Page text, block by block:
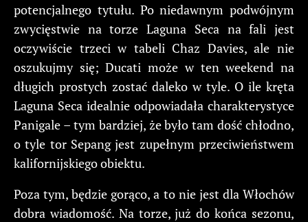
potencjalnego tytułu. Po niedawnym podwójnym
zwycięstwie na torze Laguna Seca na fali jest
oczywiście trzeci w tabeli Chaz Davies, ale nie
oszukujmy się; Ducati może w ten weekend na
długich prostych zostać daleko w tyle. O ile kręta
Laguna Seca idealnie odpowiadała charakterystyce
Panigale – tym bardziej, że było tam dość chłodno,
o tyle tor Sepang jest zupełnym przeciwieństwem
kalifornijskiego obiektu.
Poza tym, będzie gorąco, a to nie jest dla Włochów
dobra wiadomość. Na torze, już do końca sezonu,